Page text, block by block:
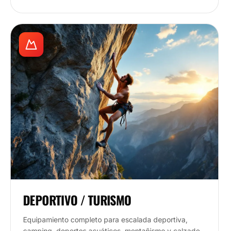
DEPORTIVO / TURISMO
Equipamiento completo para escalada deportiva,